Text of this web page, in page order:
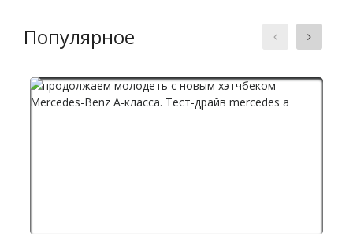
Популярное